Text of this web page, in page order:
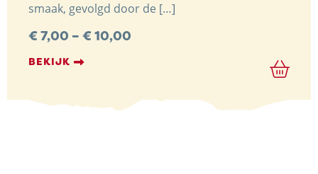
smaak, gevolgd door de […]
€7,00 – €10,00
BEKIJK